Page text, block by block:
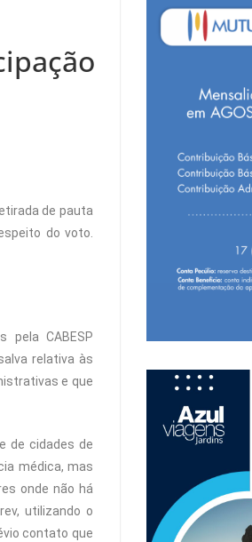
de pauta
do voto.
pela CABESP
relativa às
e que
de cidades de
médica, mas
onde não há
utilizando o
contato que